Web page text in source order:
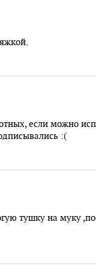
если можно
:(
тушку на муку